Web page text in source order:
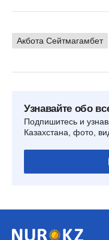
Акбота Сейтмагамбет
Узнавайте обо
Подпишитесь и
Казахстана, фото,